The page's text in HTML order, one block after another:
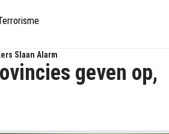
Slaan Alarm
geven op,